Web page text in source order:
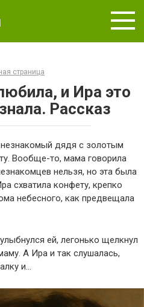
страница
и Ира это
Рассказ
дядя с золотым
Вообще-то, мама говорила
нельзя, но эта была
схватила конфету, крепко
небесного, как предвещала
ей, легонько щелкнул
А Ира и так слушалась,
и…